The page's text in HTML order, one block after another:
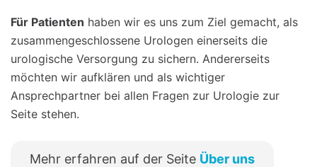
Für Patienten haben wir es uns zum Ziel gemacht, als
zusammengeschlossene Urologen einerseits die
urologische Versorgung zu sichern. Andererseits
möchten wir aufklären und als wichtiger
Ansprechpartner bei allen Fragen zur Urologie zur
Seite stehen.
Mehr erfahren auf der Seite Über uns